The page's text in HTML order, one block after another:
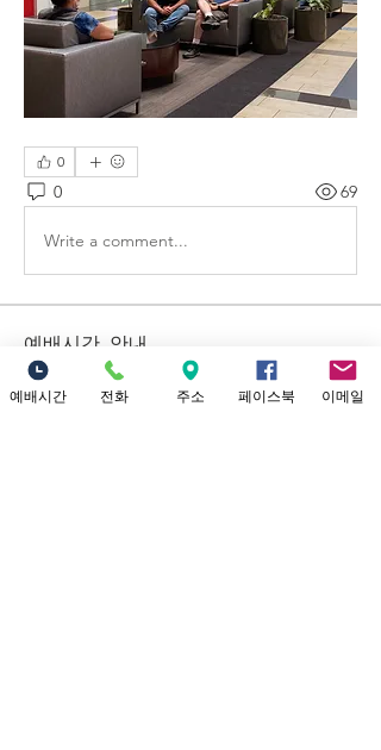
0
0 69
Write a comment...
예배시간 안내
​소중한교회 예배시간 안내 1부 예배: 오
전 9시 (301 채플) 2부 대 예배: 12시 정오
예배시간 전화 주소 페이스북 이메일